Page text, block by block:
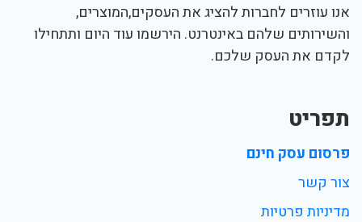
אנו עוזרים לחברות להציג את העסקים,המוצרים,
והשירותים שלהם באינטרנט. הירשמו עוד היום ותתחילו
לקדם את העסק שלכם.
תפריט
פרסום עסק חינם
צור קשר
מדיניות פרטיות